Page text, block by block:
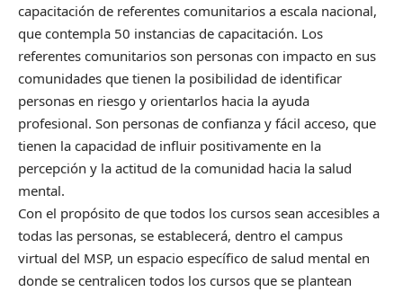
capacitación de referentes comunitarios a escala nacional,
que contempla 50 instancias de capacitación. Los
referentes comunitarios son personas con impacto en sus
comunidades que tienen la posibilidad de identificar
personas en riesgo y orientarlos hacia la ayuda
profesional. Son personas de confianza y fácil acceso, que
tienen la capacidad de influir positivamente en la
percepción y la actitud de la comunidad hacia la salud
mental.
Con el propósito de que todos los cursos sean accesibles a
todas las personas, se establecerá, dentro el campus
virtual del MSP, un espacio específico de salud mental en
donde se centralicen todos los cursos que se plantean